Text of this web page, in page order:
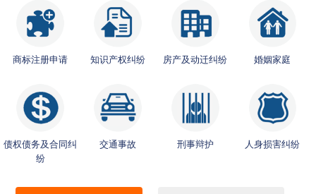
商标注册申请 知识产权纠纷 房产及动迁纠纷 婚姻家庭
债权债务及合同纠
纷
交通事故 刑事辩护 人身损害纠纷